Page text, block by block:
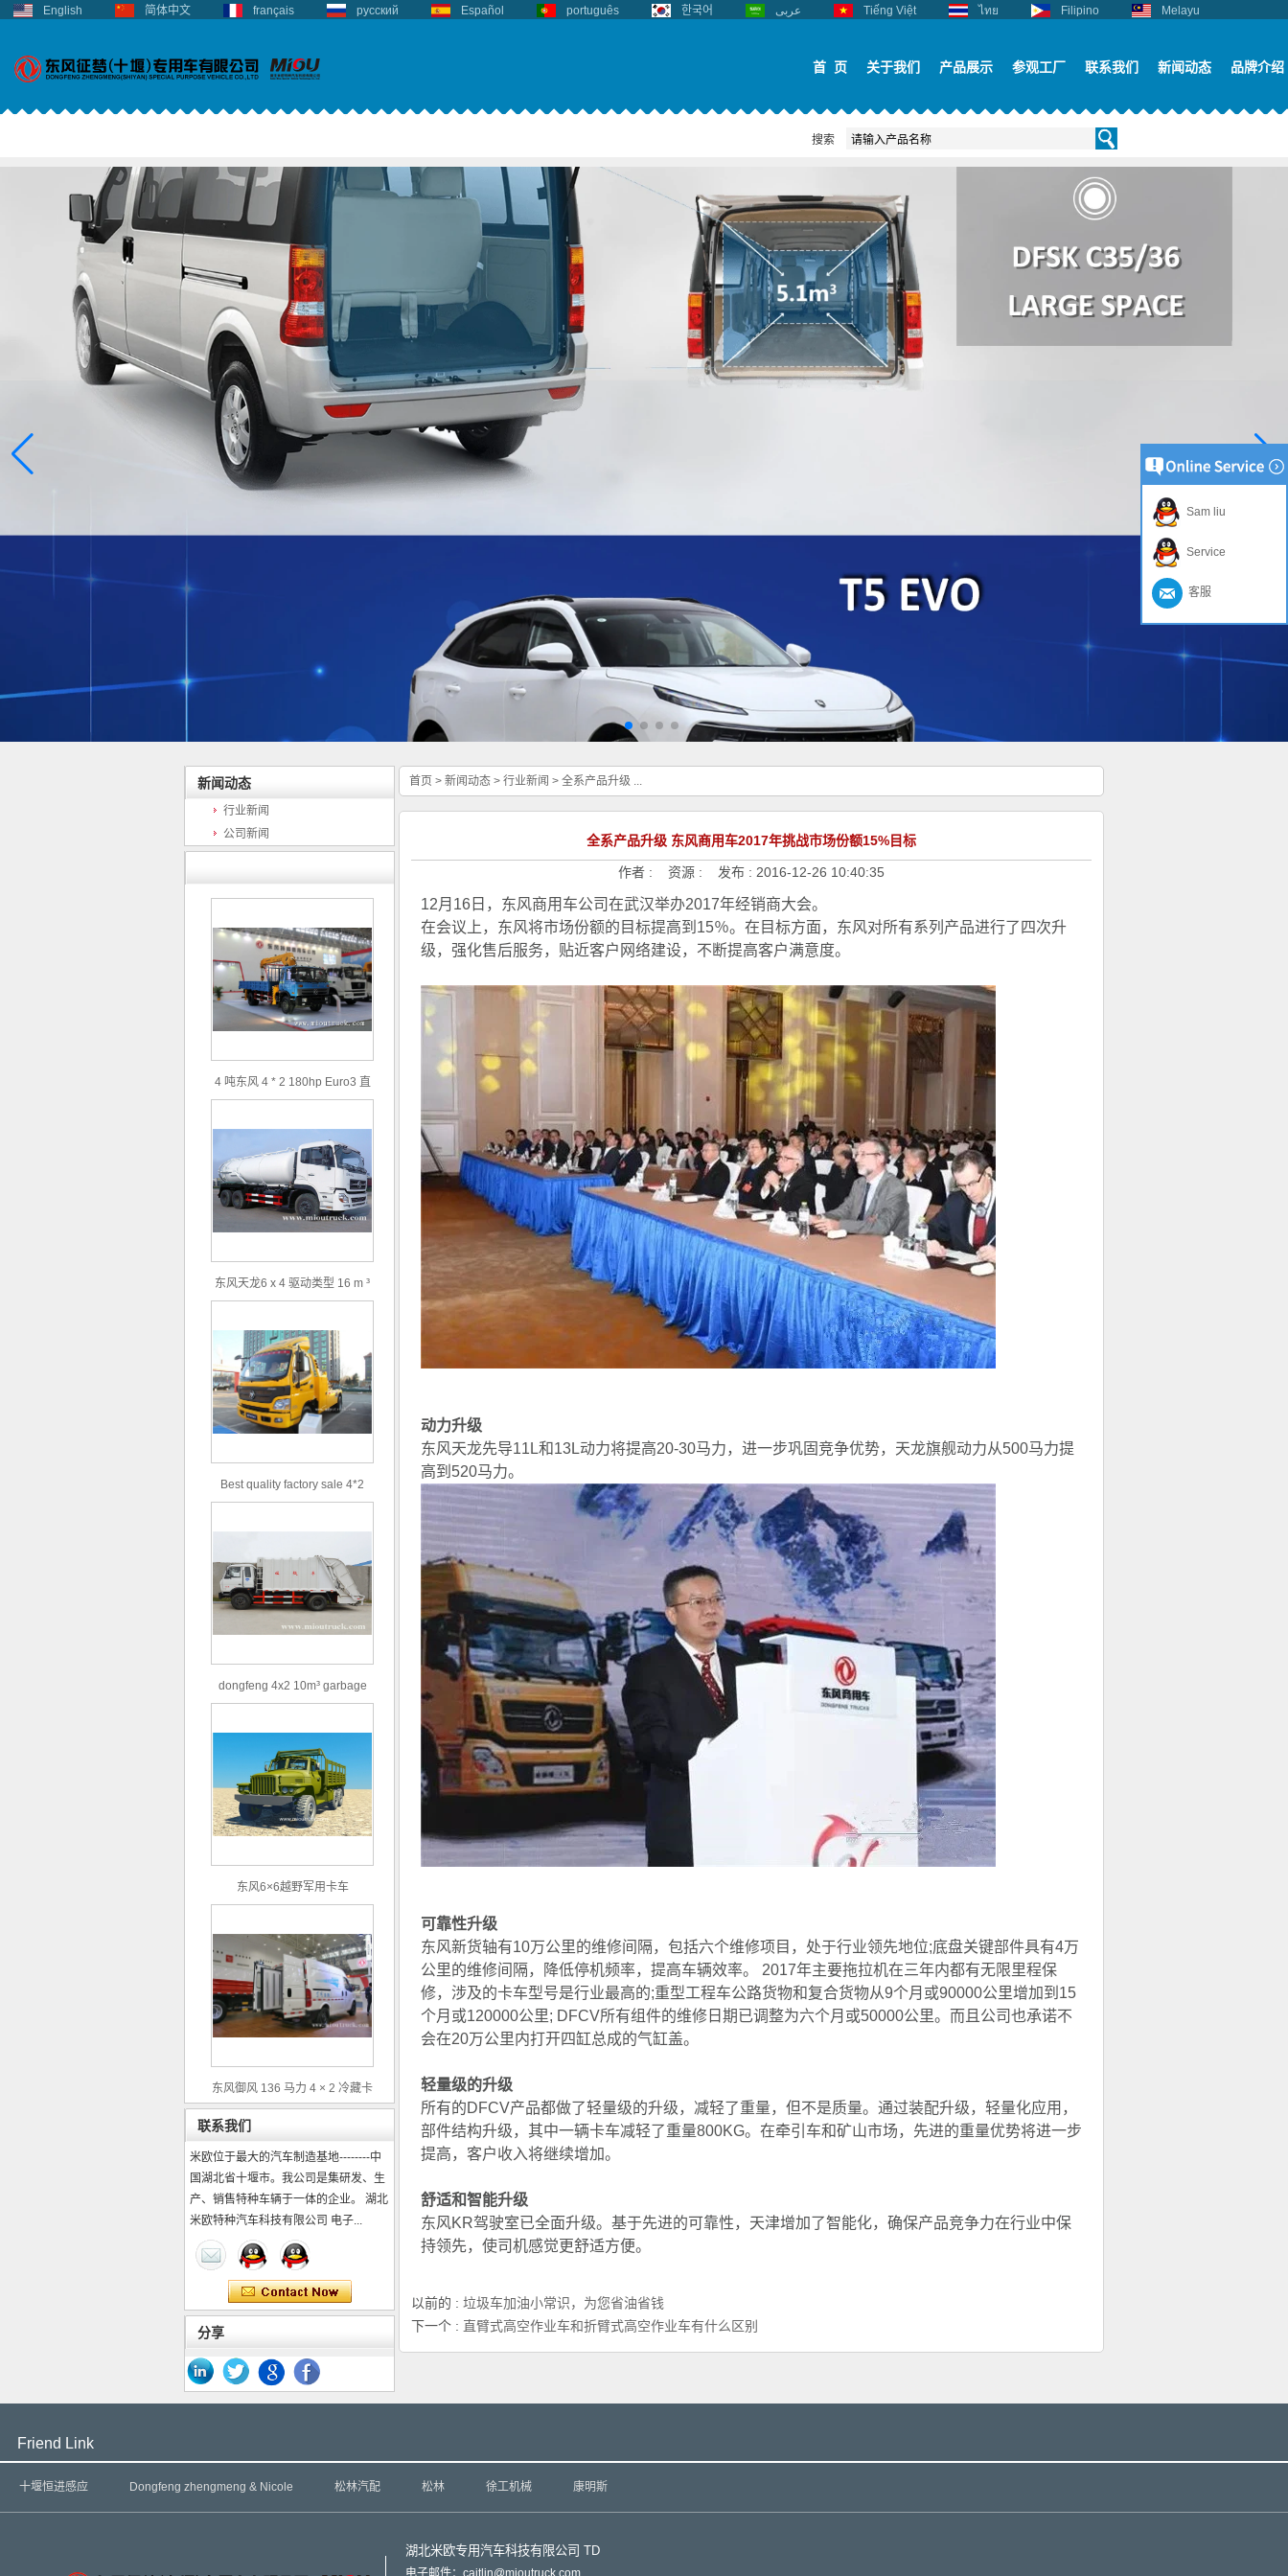
English 简体中文 français русский Español português 한국어 عربى Tiếng Việt ไทย Filipino Melayu
首 页 关于我们 产品展示 参观工厂 联系我们 新闻动态 品牌介绍
搜索
新闻动态
行业新闻
公司新闻
4 吨东风 4 * 2 180hp Euro3 直
臂随车吊
东风天龙6 x 4 驱动类型 16 m ³
体积容量吸污车出售
Best quality factory sale 4*2
156hp road rescue vehicle
dongfeng 4x2 10m³ garbage
truck
东风6×6越野军用卡车
东风御风 136 马力 4 × 2 冷藏卡
车
联系我们
米欧位于最大的汽车制造基地--------中
国湖北省十堰市。我公司是集研发、生
产、销售特种车辆于一体的企业。 湖北
米欧特种汽车科技有限公司 电子...
分享
首页 > 新闻动态 > 行业新闻 > 全系产品升级 ...
全系产品升级 东风商用车2017年挑战市场份额15%目标
作者 : 资源 : 发布 : 2016-12-26 10:40:35
12月16日，东风商用车公司在武汉举办2017年经销商大会。
在会议上，东风将市场份额的目标提高到15％。在目标方面，东风对所有系列产品进行了四次升
级，强化售后服务，贴近客户网络建设，不断提高客户满意度。
动力升级
东风天龙先导11L和13L动力将提高20-30马力，进一步巩固竞争优势，天龙旗舰动力从500马力提
高到520马力。
可靠性升级
东风新货轴有10万公里的维修间隔，包括六个维修项目，处于行业领先地位;底盘关键部件具有4万
公里的维修间隔，降低停机频率，提高车辆效率。 2017年主要拖拉机在三年内都有无限里程保
修，涉及的卡车型号是行业最高的;重型工程车公路货物和复合货物从9个月或90000公里增加到15
个月或120000公里; DFCV所有组件的维修日期已调整为六个月或50000公里。而且公司也承诺不
会在20万公里内打开四缸总成的气缸盖。
轻量级的升级
所有的DFCV产品都做了轻量级的升级，减轻了重量，但不是质量。通过装配升级，轻量化应用，
部件结构升级，其中一辆卡车减轻了重量800KG。在牵引车和矿山市场，先进的重量优势将进一步
提高，客户收入将继续增加。
舒适和智能升级
东风KR驾驶室已全面升级。基于先进的可靠性，天津增加了智能化，确保产品竞争力在行业中保
持领先，使司机感觉更舒适方便。
以前的 : 垃圾车加油小常识，为您省油省钱
下一个 : 直臂式高空作业车和折臂式高空作业车有什么区别
Friend Link
十堰恒进感应 Dongfeng zhengmeng & Nicole 松林汽配 松林 徐工机械 康明斯
湖北米欧专用汽车科技有限公司 TD
电子邮件：caitlin@mioutruck.com
Sam liu
Service
客服